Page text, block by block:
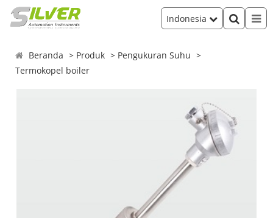
Indonesia
Beranda Produk
Pengukuran Suhu
Termokopel boiler